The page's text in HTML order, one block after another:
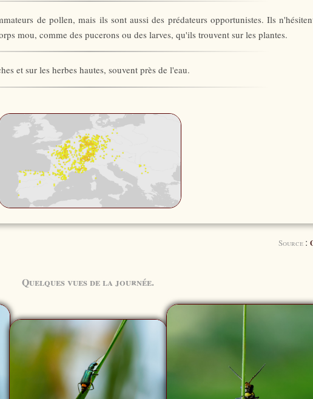
de pollen, mais ils sont aussi des prédateurs opportunistes. Ils
mou, comme des pucerons ou des larves, qu'ils trouvent sur les plantes.
et sur les herbes hautes, souvent près de l'eau.
Source :
Quelques vues de la journée.